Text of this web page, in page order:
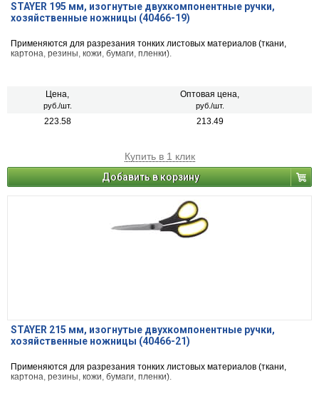
STAYER 195 мм, изогнутые двухкомпонентные ручки,
хозяйственные ножницы (40466-19)
Применяются для разрезания тонких листовых материалов (ткани,
картона, резины, кожи, бумаги, пленки).
Цена,
руб./шт.
Оптовая цена,
руб./шт.
223.58 213.49
Купить в 1 клик
Добавить в корзину
STAYER 215 мм, изогнутые двухкомпонентные ручки,
хозяйственные ножницы (40466-21)
Применяются для разрезания тонких листовых материалов (ткани,
картона, резины, кожи, бумаги, пленки).